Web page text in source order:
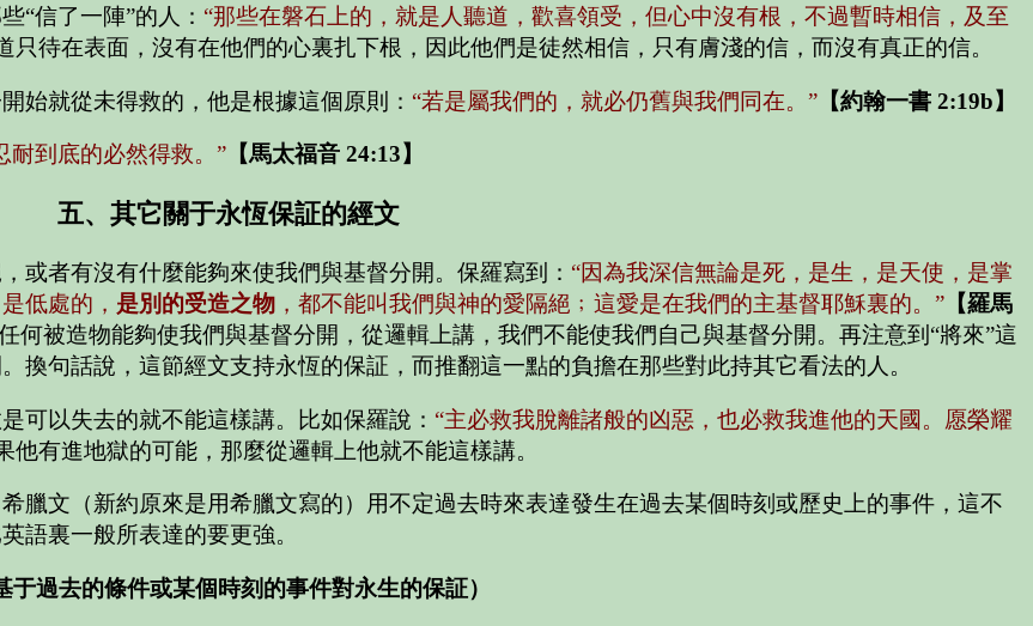
“信了一陣”的人： “那些在磐石上的，就是人聽道，歡喜領受，但心中沒有根，不過暫時相信，及至
只待在表面，沒有在他們的心裏扎下根，因此他們是徒然相信，只有膚淺的信，而沒有真正的信。
始就從未得救的，他是根據這個原則： “若是屬我們的，就必仍舊與我們同在。” 【約翰一書 2:19b】
耐到底的必然得救。” 【馬太福音 24:13】
五、其它關于永恆保証的經文
或者有沒有什麼能夠來使我們與基督分開。保羅寫到： “因為我深信無論是死，是生，是天使，是掌
低處的， 是別的受造之物 ，都不能叫我們與神的愛隔絕﹔這愛是在我們的主基督耶穌裏的。” 【羅馬
何被造物能夠使我們與基督分開，從邏輯上講，我們不能使我們自己與基督分開。再注意到“將來”這
換句話說，這節經文支持永恆的保証，而推翻這一點的負擔在那些對此持其它看法的人。
可以失去的就不能這樣講。比如保羅說： “主必救我脫離諸般的凶惡，也必救我進他的天國。愿榮耀
他有進地獄的可能，那麼從邏輯上他就不能這樣講。
臘文（新約原來是用希臘文寫的）用不定過去時來表達發生在過去某個時刻或歷史上的事件，這不
語裏一般所表達的要更強。
于過去的條件或某個時刻的事件對永生的保証）